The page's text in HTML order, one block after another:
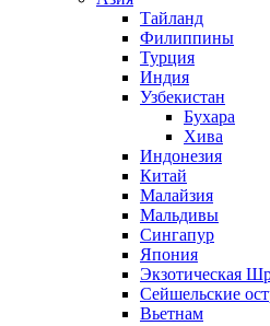
Тайланд
Филиппины
Турция
Индия
Узбекистан
Бухара
Хива
Индонезия
Китай
Малайзия
Мальдивы
Сингапур
Япония
Экзотическая
Сейшельские
Вьетнам